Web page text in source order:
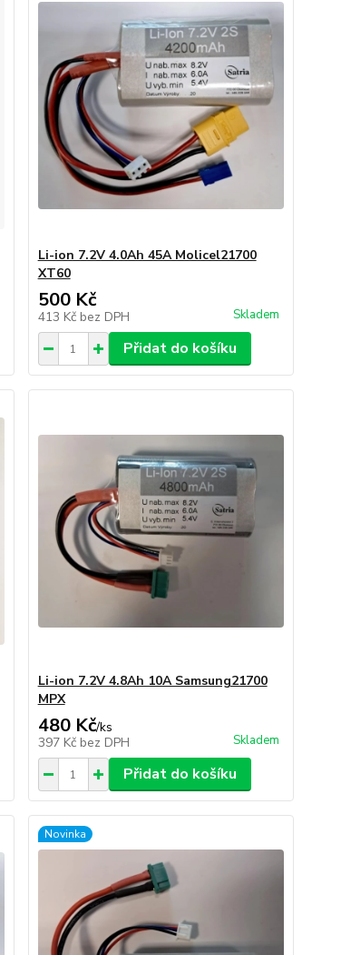
Li-ion 7.2V 4.0Ah 45A Molicel21700
XT60
500 Kč
413 Kč bez DPH Skladem
Přidat do košíku
Li-ion 7.2V 4.8Ah 10A Samsung21700
MPX
480 Kč/ks
397 Kč bez DPH Skladem
Přidat do košíku
Novinka